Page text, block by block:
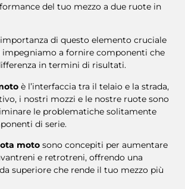
del tuo mezzo a due ruote in
di questo elemento cruciale
impegniamo a fornire componenti che
in termini di risultati.
è l’interfaccia tra il telaio e la strada,
i nostri mozzi e le nostre ruote sono
le problematiche solitamente
di serie.
moto sono concepiti per aumentare
e retrotreni, offrendo una
superiore che rende il tuo mezzo più